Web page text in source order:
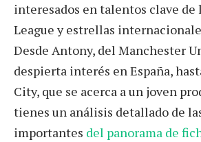
interesados en talentos clave de
League y estrellas
Desde Antony, del Manchester
despierta interés en España,
City, que se acerca a un joven
tienes un análisis detallado de
importantes del panorama de